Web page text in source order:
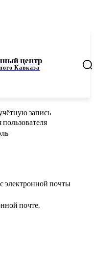
центр
Кавказа
запись
электронной почты
почте.